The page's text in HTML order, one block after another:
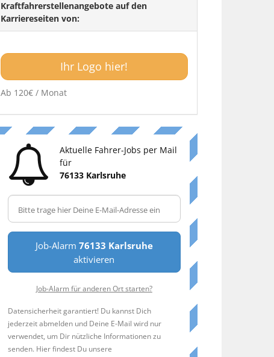
Kraftfahrerstellenangebote auf den
Karriereseiten von:
Ihr Logo hier!
Ab 120€ / Monat
Aktuelle Fahrer-Jobs per Mail
für
76133 Karlsruhe
Job-Alarm 76133 Karlsruhe
aktivieren
Job-Alarm für anderen Ort starten?
Datensicherheit garantiert! Du kannst Dich
jederzeit abmelden und Deine E-Mail wird nur
verwendet, um Dir nützliche Informationen zu
senden. Hier findest Du unsere